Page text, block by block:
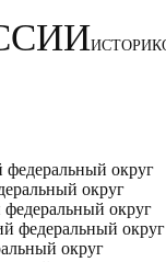
федеральный округ
округ
округ
федеральный округ
округ